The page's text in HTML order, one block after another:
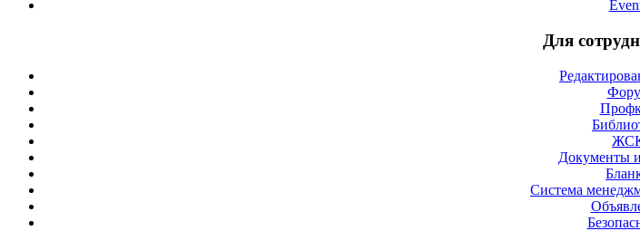
Для
Документы
Система